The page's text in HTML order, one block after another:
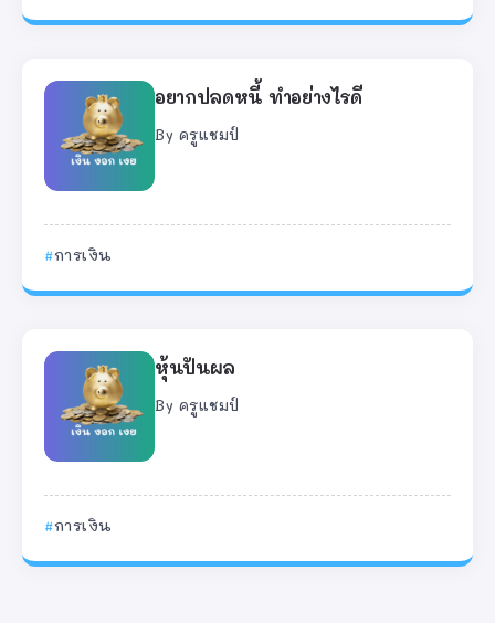
อยากปลดหนี้ ทำอย่างไรดี
By ครูแชมป์
การเงิน
หุ้นปันผล
By ครูแชมป์
การเงิน